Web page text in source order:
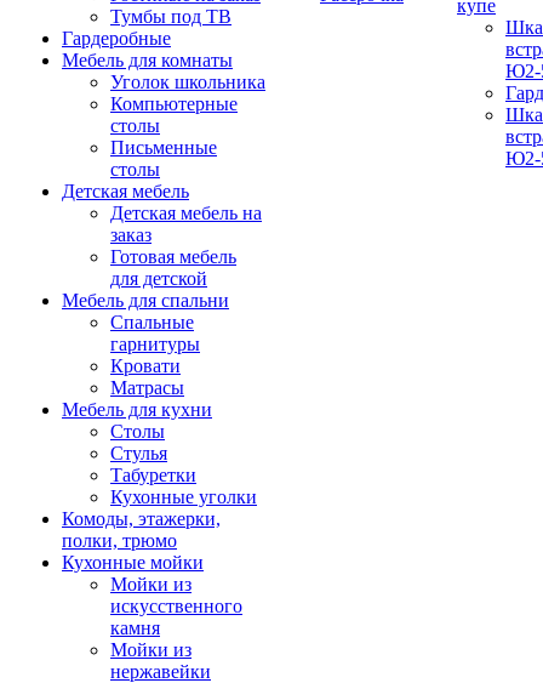
Тумбы под ТВ
Гардеробные
Мебель для комнаты
Уголок школьника
Компьютерные
столы
Письменные
столы
Детская мебель
Детская мебель на
заказ
Готовая мебель
для детской
Мебель для спальни
Спальные
гарнитуры
Кровати
Матрасы
Мебель для кухни
Столы
Стулья
Табуретки
Кухонные уголки
Комоды, этажерки,
полки, трюмо
Кухонные мойки
Мойки из
искусственного
камня
Мойки из
нержавейки
купе
Ю2-
Ю2-